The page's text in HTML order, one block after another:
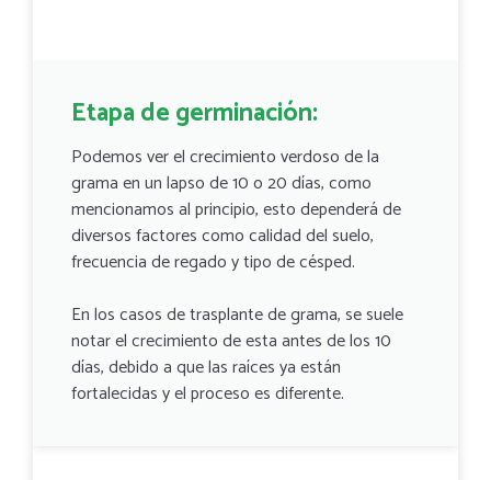
Etapa de germinación:
Podemos ver el crecimiento verdoso de la
grama en un lapso de 10 o 20 días, como
mencionamos al principio, esto dependerá de
diversos factores como calidad del suelo,
frecuencia de regado y tipo de césped.
En los casos de trasplante de grama, se suele
notar el crecimiento de esta antes de los 10
días, debido a que las raíces ya están
fortalecidas y el proceso es diferente.